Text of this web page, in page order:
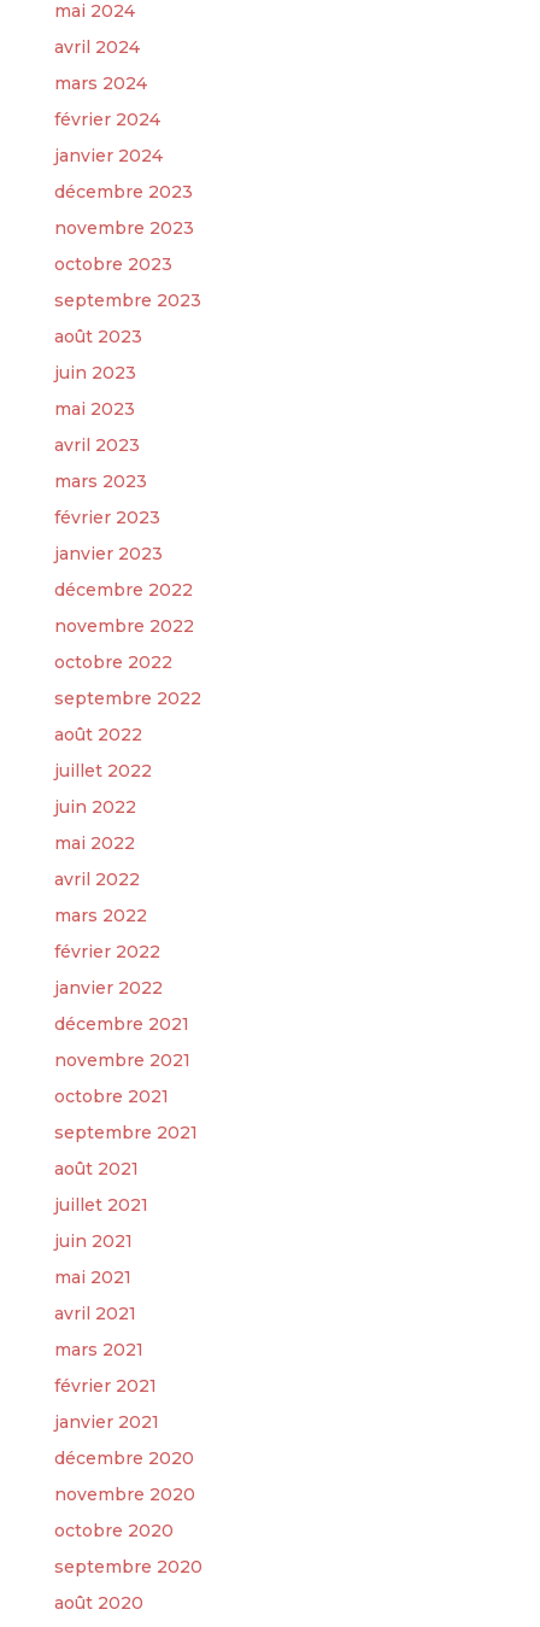
mai 2024
avril 2024
mars 2024
février 2024
janvier 2024
décembre 2023
novembre 2023
octobre 2023
septembre 2023
août 2023
juin 2023
mai 2023
avril 2023
mars 2023
février 2023
janvier 2023
décembre 2022
novembre 2022
octobre 2022
septembre 2022
août 2022
juillet 2022
juin 2022
mai 2022
avril 2022
mars 2022
février 2022
janvier 2022
décembre 2021
novembre 2021
octobre 2021
septembre 2021
août 2021
juillet 2021
juin 2021
mai 2021
avril 2021
mars 2021
février 2021
janvier 2021
décembre 2020
novembre 2020
octobre 2020
septembre 2020
août 2020